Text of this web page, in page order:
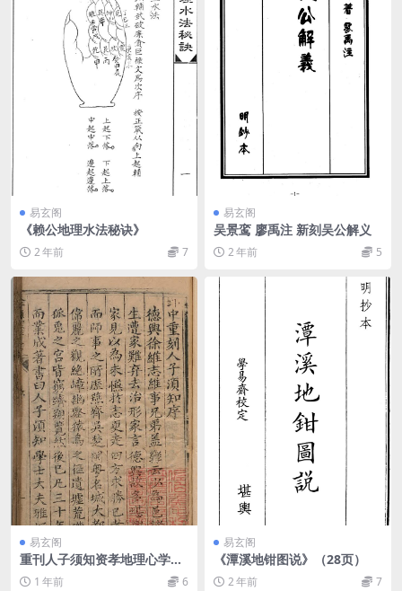
易玄阁
《赖公地理水法秘诀》
2 年前 7
易玄阁
吴景鸾 廖禹注 新刻吴公解义
2 年前 5
易玄阁
重刊人子须知资孝地理心学统
宗 徐善继 徐善述 明万历11年
1 年前 6
易玄阁
《潭溪地钳图说》（28页）
2 年前 7